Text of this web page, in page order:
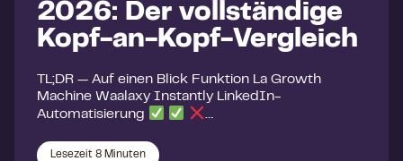
2026: Der vollständige
Kopf-an-Kopf-Vergleich
TL;DR — Auf einen Blick Funktion La Growth
Machine Waalaxy Instantly LinkedIn-
Automatisierung
…
Lesezeit 8 Minuten